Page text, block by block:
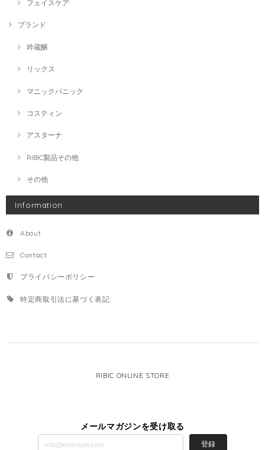
フェイスケア
ブランド
吟蔵醸
リックス
マニックパニック
コスティン
アスターナ
RIBIC製品その他
その他
Information
About
Contact
プライバシーポリシー
特定商取引法に基づく表記
RIBIC ONLINE STORE
メールマガジンを受け取る
登録